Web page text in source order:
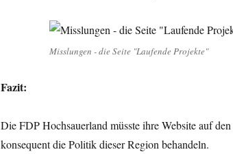
Misslungen - die Seite "Laufende Projekte"
Fazit:
Die FDP Hochsauerland müsste ihre Website auf den
konsequent die Politik dieser Region behandeln.